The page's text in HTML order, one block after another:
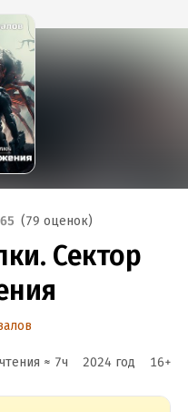
(79 оценок)
Сектор
≈ 7ч 2024 год 16+